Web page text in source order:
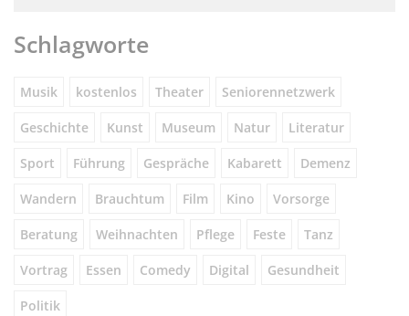
Schlagworte
Musik kostenlos Theater Seniorennetzwerk
Geschichte Kunst Museum Natur Literatur
Sport Führung Gespräche Kabarett Demenz
Wandern Brauchtum Film Kino Vorsorge
Beratung Weihnachten Pflege Feste Tanz
Vortrag Essen Comedy Digital Gesundheit
Politik